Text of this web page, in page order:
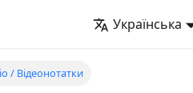
Українська
/ Відеонотатки